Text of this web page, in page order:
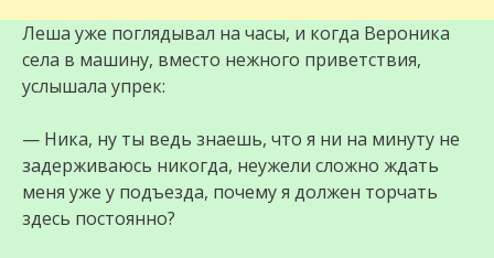
Леша уже поглядывал на часы, и когда Вероника
села в машину, вместо нежного приветствия,
услышала упрек:
— Ника, ну ты ведь знаешь, что я ни на минуту не
задерживаюсь никогда, неужели сложно ждать
меня уже у подъезда, почему я должен торчать
здесь постоянно?